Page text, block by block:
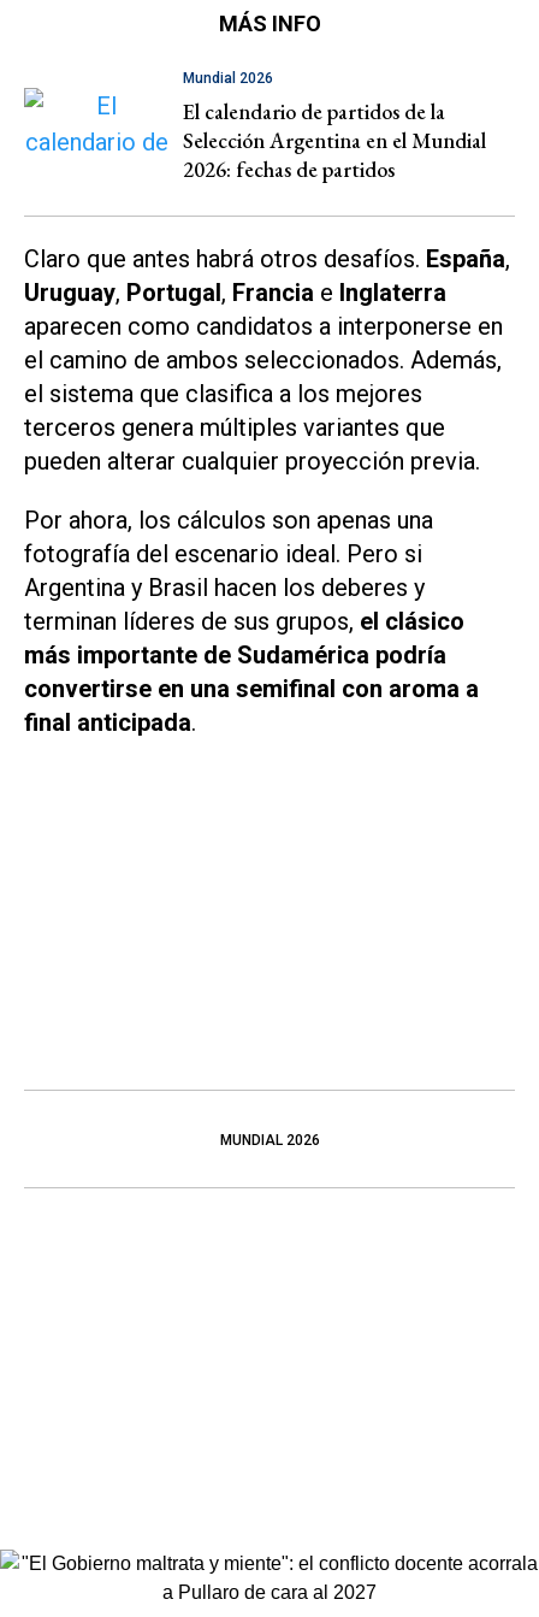
MÁS INFO
Mundial 2026
El calendario de partidos de la
Selección Argentina en el Mundial
2026: fechas de partidos
Claro que antes habrá otros desafíos. España,
Uruguay, Portugal, Francia e Inglaterra
aparecen como candidatos a interponerse en
el camino de ambos seleccionados. Además,
el sistema que clasifica a los mejores
terceros genera múltiples variantes que
pueden alterar cualquier proyección previa.
Por ahora, los cálculos son apenas una
fotografía del escenario ideal. Pero si
Argentina y Brasil hacen los deberes y
terminan líderes de sus grupos, el clásico
más importante de Sudamérica podría
convertirse en una semifinal con aroma a
final anticipada.
MUNDIAL 2026